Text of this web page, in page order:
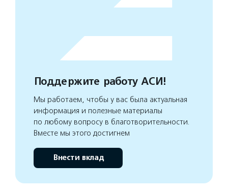
Поддержите работу АСИ!
Мы работаем, чтобы у вас была актуальная
информация и полезные материалы
по любому вопросу в благотворительности.
Вместе мы этого достигнем
Внести вклад